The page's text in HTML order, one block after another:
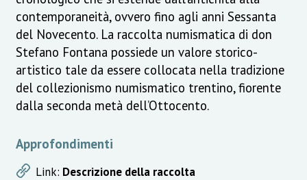
contemporaneità, ovvero fino agli anni Sessanta
del Novecento. La raccolta numismatica di don
Stefano Fontana possiede un valore storico-
artistico tale da essere collocata nella tradizione
del collezionismo numismatico trentino, fiorente
dalla seconda metà dell’Ottocento.
Approfondimenti
Link: Descrizione della raccolta